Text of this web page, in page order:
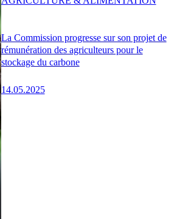
La Commission progresse sur son projet de
rémunération des agriculteurs pour le
stockage du carbone
14.05.2025